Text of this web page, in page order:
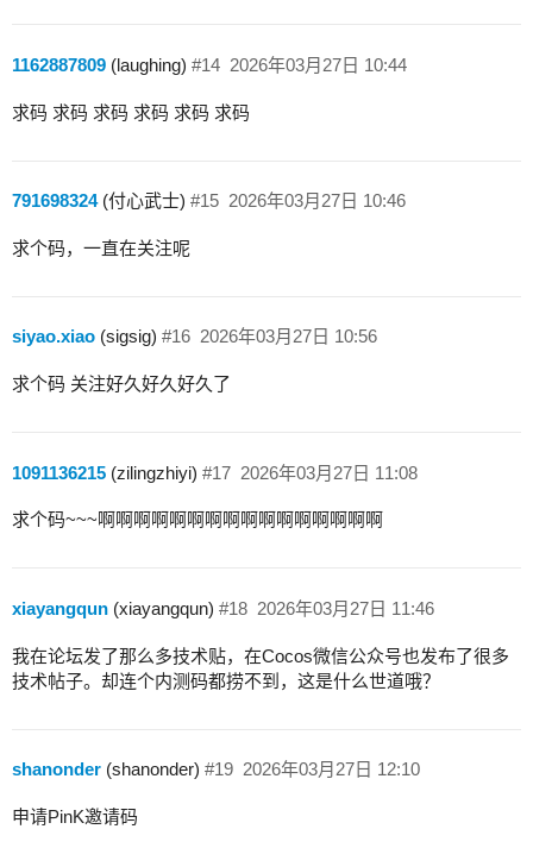
1162887809 (laughing) 2026年03月27日 10:44
#14
求码 求码 求码 求码 求码 求码
791698324(付心武士) 2026年03月27日 10:46
#15
求个码，一直在关注呢
siyao.xiao (sigsig) 2026年03月27日 10:56
#16
求个码 关注好久好久好久了
1091136215 (zilingzhiyi) 2026年03月27日 11:08
#17
求个码~~~啊啊啊啊啊啊啊啊啊啊啊啊啊啊啊啊
xiayangqun (xiayangqun) 2026年03月27日 11:46
#18
我在论坛发了那么多技术贴，在Cocos微信公众号也发布了很多
技术帖子。却连个内测码都捞不到，这是什么世道哦？
shanonder (shanonder) 2026年03月27日 12:10
#19
申请PinK邀请码